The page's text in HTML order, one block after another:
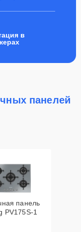
в
панелей
панель
PV175S-1